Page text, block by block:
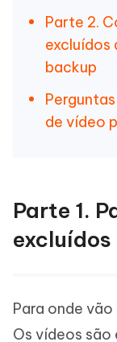
Parte 2.
excluídos
backup
de vídeo
Parte 1.
Para onde
Os vídeos